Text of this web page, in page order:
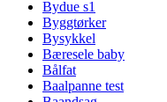
Bydue s1
Byggtørker
Bysykkel
Bæresele baby
Bålfat
Baalpanne test